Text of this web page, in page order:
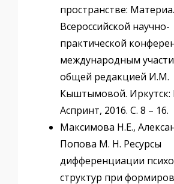
пространстве:
Всероссийской научно-
практической
международным
общей редакцией И.М.
Кыштымовой. Иркутск:
Аспринт, 2016. С. 8 – 16.
Максимова Н.Е.,
Попова М. Н. Ресурсы
дифференциации
структур при